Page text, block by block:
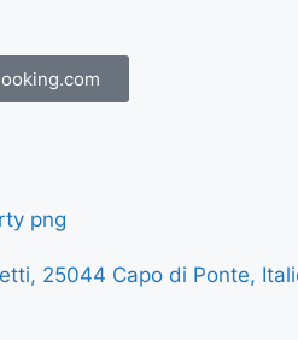
25044 Capo di Ponte,